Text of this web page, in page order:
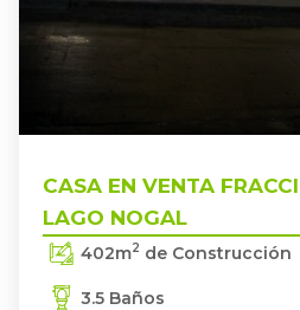
FRACCIONAMIENTO
TLAJOMULCO DE
CASA EN VENTA
LAGO NOGAL
402m2 de Construcción
3.5 Baños